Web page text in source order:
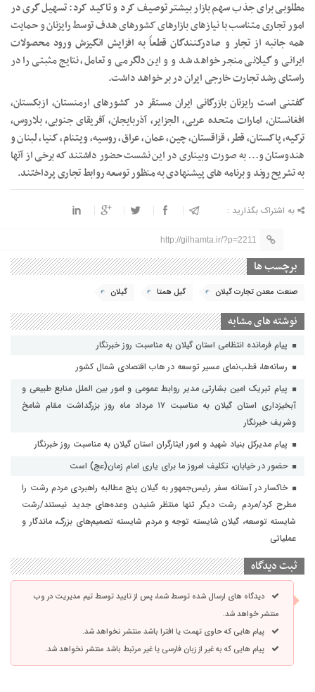
مطلوبی برای جذب سهم بازار بیشتر توصیف کرد و تاکید کرد: تسهیل گری در
امور تجاری متناسب با نیازهای بازارهای کشورهای هدف توسط رایزنان و حمایت
همه جانبه از تجار و صادرکنندگان قطعاً به افزایش انگیزش ورود محصولات
ایرانی و گیلانی منجر خواهد شد و و این دلگرمی و تعامل، نتایج مثبتی را در
راستای رشد تجارت خارجی ایران در بر خواهد داشت.
گفتنی است رایزنان بازرگانی ایران مستقر در کشورهای ارمنستان، ازبکستان،
افغانستان، امارات متحده عربی، الجزایر، آذربایجان، آفریقای جنوبی، بلاروس،
ترکیه، پاکستان، قطر، قزاقستان، چین، عمان، عراق، روسیه، ویتنام، کنیا، لبنان و
هندوستان و… به صورت وبیناری در این نشست حضور داشتند که برخی از آنها
به تشریح روند و برنامه های پیشنهادی به منظور توسعه روابط تجاری پرداختند.
به اشتراک بگذارید :
http://gilhamta.ir/?p=2211
برچسب ها
صنعت معدن تجارت گیلان گیل همتا گیلان
نوشته های مشابه
پیام فرمانده انتظامی استان گیلان به مناسبت روز خبرنگار
رسانه‌ها، قطب‌نمای مسیر توسعه در هاب اقتصادی شمال كشور
پیام تبریک امین بشارتی مدیر روابط عمومی و امور بین الملل منابع طبیعی و
آبخیزداری استان گیلان به مناسبت ۱۷ مرداد ماه روز بزرگداشت مقام شامخ
وشریف خبرنگار
پیام مدیرکل بنیاد شهید و امور ایثارگران استان گیلان به مناسبت روز خبرنگار
حضور در خیابان، تکلیف امروز ما برای یاری امام زمان(عج) است
خاکسار در آستانه سفر رئیس‌جمهور به گیلان پنج مطالبه راهبردی مردم رشت را
مطرح کرد/مردم رشت دیگر تنها منتظر شنیدن وعده‌های جدید نیستند/رشت
شایسته توسعه، گیلان شایسته توجه و مردم شایسته تصمیم‌های بزرگ، ماندگار و
عملیاتی
ثبت دیدگاه
دیدگاه های ارسال شده توسط شما، پس از تایید توسط تیم مدیریت در وب
منتشر خواهد شد.
پیام هایی که حاوی تهمت یا افترا باشد منتشر نخواهد شد.
پیام هایی که به غیر از زبان فارسی یا غیر مرتبط باشد منتشر نخواهد شد.